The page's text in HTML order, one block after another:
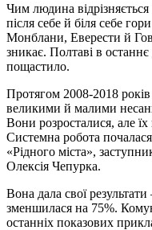
Чим людина
після себе й біля себе
Монблани, Еверести й
зникає. Полтаві в останнє
пощастило.
Протягом 2008-2018
великими й малими
Вони розросталися, але їх
Системна робота
«Рідного міста»,
Олексія Чепурка.
Вона дала свої
зменшилася на 75%.
останніх показових